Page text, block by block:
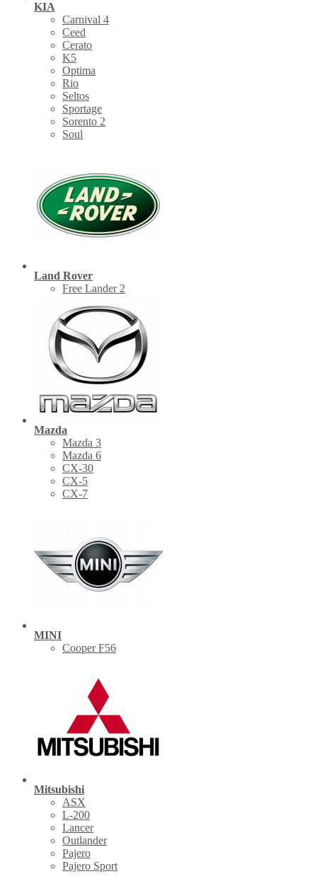
KIA
Carnival 4
Ceed
Cerato
K5
Optima
Rio
Seltos
Sportage
Sorento 2
Soul
Land Rover
Free Lander 2
Mazda
Mazda 3
Mazda 6
CX-30
СХ-5
CX-7
MINI
Cooper F56
Mitsubishi
ASX
L-200
Lancer
Outlander
Pajero
Pajero Sport